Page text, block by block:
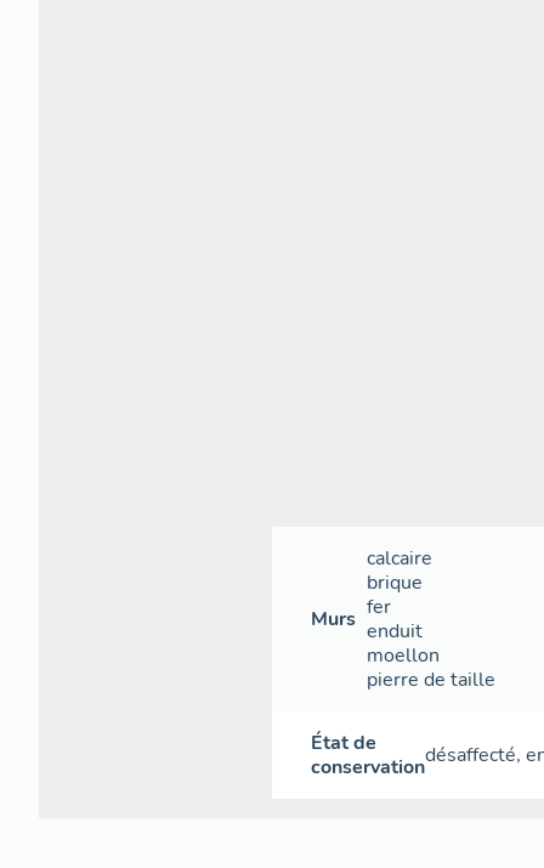
Murs
calcaire
brique
fer
enduit
moellon
pierre de taille
État de
conservationdésaffecté,